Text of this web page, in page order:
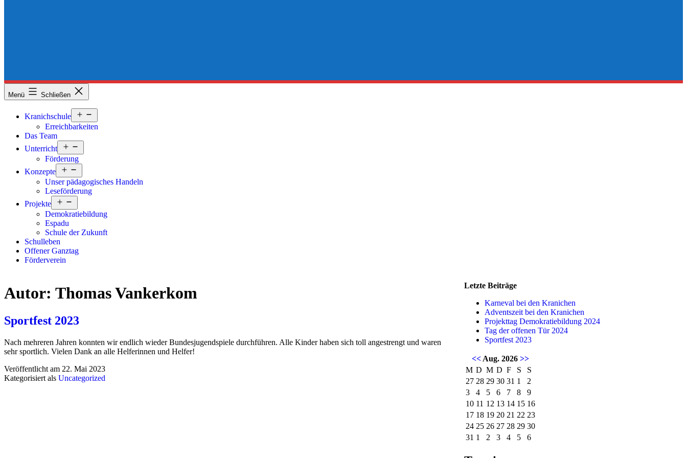
Menü Schließen
Kranichschule
öffnen
Erreichbarkeiten
Das Team
Unterricht
öffnen
Förderung
Konzepte
öffnen
Unser pädagogisches Handeln
Leseförderung
Projekte
öffnen
Demokratiebildung
Espadu
Schule der Zukunft
Schulleben
Offener Ganztag
Förderverein
Autor: Thomas Vankerkom
Sportfest 2023
Nach mehreren Jahren konnten wir endlich wieder Bundesjugendspiele durchführen. Alle Kinder haben sich toll angestrengt und waren
sehr sportlich. Vielen Dank an alle Helferinnen und Helfer!
Veröffentlicht am 22. Mai 2023
Kategorisiert als Uncategorized
Letzte Beiträge
Karneval bei den Kranichen
Adventszeit bei den Kranichen
Projekttag Demokratiebildung 2024
Tag der offenen Tür 2024
Sportfest 2023
<<Aug. 2026 >>
M D M D F S
S
27 28 29 30 31 1
2
3
4 5 6 7 8
9
10 11 12 13 14 15 16
17 18 19 20 21 22 23
24 25 26 27 28 29 30
31 1 2 3 4 5 6